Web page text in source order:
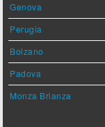
Genova
Perugia
Bolzano
Padova
Monza Brianza